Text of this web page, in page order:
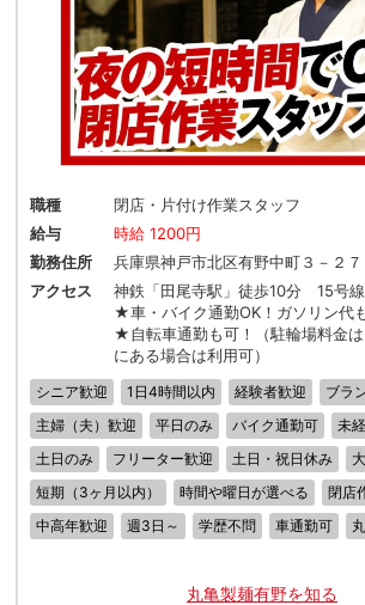
職種
閉店・片付け作業スタッフ
給与
時給 1200円
勤務住所
兵庫県神戸市北区有野中町３－２７
アクセス
神鉄「田尾寺駅」徒歩10分 15号
★車・バイク通勤OK！ガソリン代
★自転車通勤も可！（駐輪場料金
にある場合は利用可）
シニア歓迎 1日4時間以内 経験者歓迎
ブラ
主婦（夫）歓迎
平日のみ バイク通勤可
未
土日のみ
フリーター歓迎 土日・祝日休み
短期（3ヶ月以内）
時間や曜日が選べる
閉店
中高年歓迎
週3日～ 学歴不問 車通勤可
丸亀製麺有野を知る